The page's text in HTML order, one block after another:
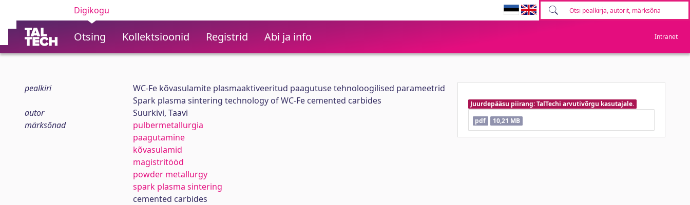
Digikogu
Otsing Kollektsioonid Registrid Abi ja info Intranet
pealkiri
WC-Fe kõvasulamite plasmaaktiveeritud paagutuse tehnoloogilised parameetrid
Spark plasma sintering technology of WC-Fe cemented carbides
autor
Suurkivi, Taavi
märksõnad
pulbermetallurgia
paagutamine
kõvasulamid
magistritööd
powder metallurgy
spark plasma sintering
cemented carbides
Juurdepääsu piirang: TalTechi arvutivõrgu kasutajale.
pdf
10,21 MB